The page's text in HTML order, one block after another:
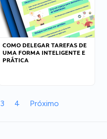
COMO DELEGAR TAREFAS DE
UMA FORMA INTELIGENTE E
PRÁTICA
3 4 Próximo